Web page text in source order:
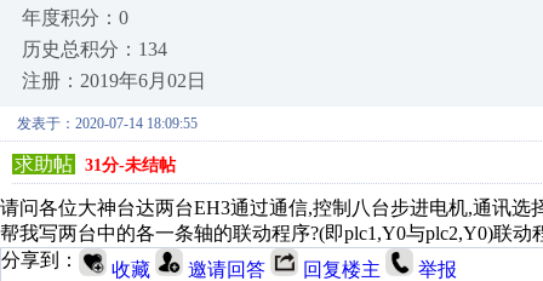
年度积分：0
历史总积分：134
注册：2019年6月02日
发表于：2020-07-14 18:09:55
求助帖 31分-未结帖
请问各位大神台达两台EH3通过通信,控制八台步进电机,通讯
帮我写两台中的各一条轴的联动程序?(即plc1,Y0与plc2,Y0)联
分享到：
收藏 邀请回答 回复楼主 举报